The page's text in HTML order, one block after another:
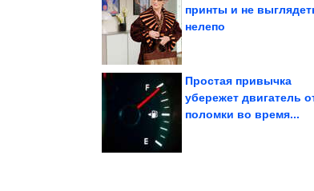
принты и не
нелепо
Сочная, розовая и
Простая привычка
убережет двигатель
поломки во время...
Анкудинова после